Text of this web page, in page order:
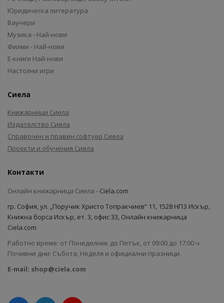
Юридическа литература
Ваучери
Музика - Най-нови
Филми - Най-нови
Е-книги Най-нови
Настолни игри
Сиела
Книжарници Сиела
Издателство Сиела
Справочен и правен софтуер Сиела
Проекти и обучения Сиела
Контакти
Онлайн книжарница Сиела - Ciela.com
гр. София, ул. „Поручик Христо Топракчиев“ 11, 1528 НПЗ Искър,
Книжна борса Искър, ет. 3, офис 33, Онлайн книжарница
Ciela.com
Работно време: от Понеделник до Петък, от 09:00 до 17:00 ч.
Почивни дни: Събота, Неделя и официални празници.
E-mail: shop@ciela.com